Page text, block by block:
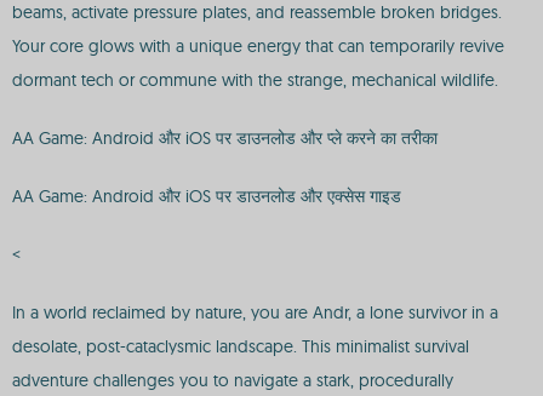
beams, activate pressure plates, and reassemble broken bridges.
Your core glows with a unique energy that can temporarily revive
dormant tech or commune with the strange, mechanical wildlife.
AA Game: Android और iOS पर डाउनलोड और प्ले करने का तरीका
AA Game: Android और iOS पर डाउनलोड और एक्सेस गाइड
<
In a world reclaimed by nature, you are Andr, a lone survivor in a
desolate, post-cataclysmic landscape. This minimalist survival
adventure challenges you to navigate a stark, procedurally